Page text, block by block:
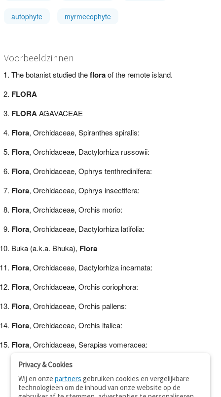
autophyte myrmecophyte
Voorbeeldzinnen
The botanist studied thefloraof the remote island.
FLORA
FLORA AGAVACEAE
Flora, Orchidaceae, Spiranthes spiralis:
Flora, Orchidaceae, Dactylorhiza russowii:
Flora, Orchidaceae, Ophrys tenthredinifera:
Flora, Orchidaceae, Ophrys insectifera:
Flora, Orchidaceae, Orchis morio:
Flora, Orchidaceae, Dactylorhiza latifolia:
Buka (a.k.a. Bhuka), Flora
Flora, Orchidaceae, Dactylorhiza incarnata:
Flora, Orchidaceae, Orchis coriophora:
Flora, Orchidaceae, Orchis pallens:
Flora, Orchidaceae, Orchis italica:
Flora, Orchidaceae, Serapias vomeracea:
Privacy & Cookies
Wij en onzepartners gebruiken cookies en vergelijkbare
technologieën om de inhoud van onze website op de